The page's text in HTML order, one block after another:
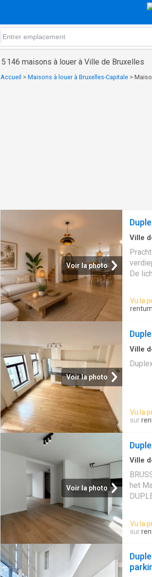
5 146 maisons à louer à Ville de Bruxelles
Accueil > Maisons à louer à Bruxelles-Capitale >
Voir la photo
Ville
De
Grote
units
(optioneel)
Vu la
Voir la photo
Ville
Vu la
sur
Voir la photo
Ville
het
open
twee
Vu la
sur